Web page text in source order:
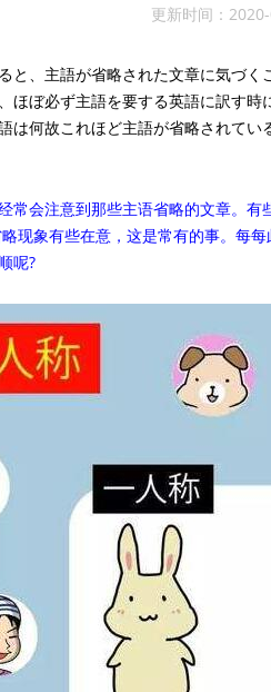
更新时间：
、主語が省略された文章に気づく
ほぼ必ず主語を要する英語に訳す時
は何故これほど主語が省略されて
会注意到那些主语省略的文章。有
现象有些在意，这是常有的事。每
呢?